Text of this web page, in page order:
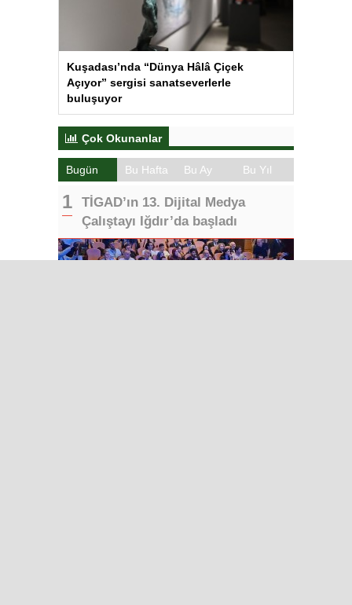
Kuşadası’nda “Dünya Hâlâ Çiçek
Açıyor” sergisi sanatseverlerle
buluşuyor
Çok Okunanlar
Bugün Bu Hafta Bu Ay Bu Yıl
TİGAD’ın 13. Dijital Medya
Çalıştayı Iğdır’da başladı